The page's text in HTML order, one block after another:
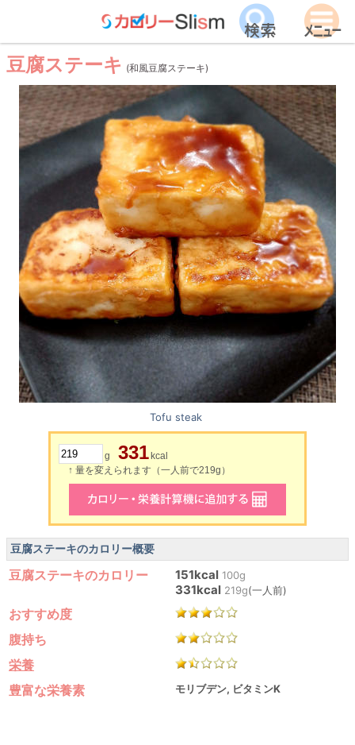
豆腐ステーキ (和風豆腐ステーキ)
Tofu steak
g 331 kcal
↑ 量を変えられます（一人前で219g）
豆腐ステーキのカロリー概要
豆腐ステーキのカロリー 151kcal 100g
331kcal 219g(一人前)
おすすめ度
腹持ち
栄養
豊富な栄養素
モリブデン, ビタミンK